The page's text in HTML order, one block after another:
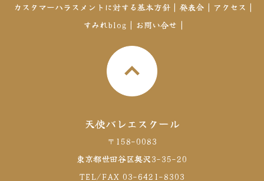
カスタマーハラスメントに対する基本方針 | 発表会 | アクセス |
すみれblog | お問い合せ |
天使バレエスクール
〒158-0083
東京都世田谷区奥沢3-35-20
TEL/FAX 03-6421-8303